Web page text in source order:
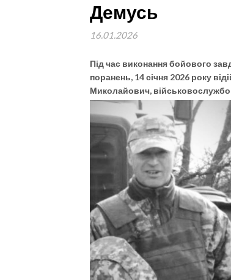
Демусь
16.01.2026
Під час виконання бойового
поранень, 14 січня 2026 року
Миколайович,